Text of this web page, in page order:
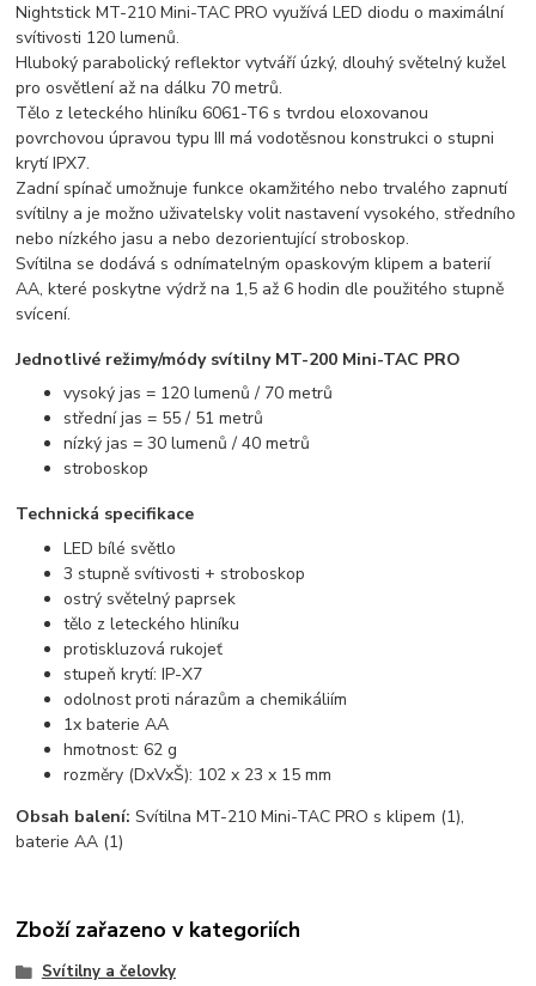
Nightstick MT-210 Mini-TAC PRO využívá LED diodu o maximální
svítivosti 120 lumenů.
Hluboký parabolický reflektor vytváří úzký, dlouhý světelný kužel
pro osvětlení až na dálku 70 metrů.
Tělo z leteckého hliníku 6061-T6 s tvrdou eloxovanou
povrchovou úpravou typu III má vodotěsnou konstrukci o stupni
krytí IPX7.
Zadní spínač umožnuje funkce okamžitého nebo trvalého zapnutí
svítilny a je možno uživatelsky volit nastavení vysokého, středního
nebo nízkého jasu a nebo dezorientující stroboskop.
Svítilna se dodává s odnímatelným opaskovým klipem a baterií
AA, které poskytne výdrž na 1,5 až 6 hodin dle použitého stupně
svícení.
Jednotlivé režimy/módy svítilny MT-200 Mini-TAC PRO
vysoký jas = 120 lumenů / 70 metrů
střední jas = 55 / 51 metrů
nízký jas = 30 lumenů / 40 metrů
stroboskop
Technická specifikace
LED bílé světlo
3 stupně svítivosti + stroboskop
ostrý světelný paprsek
tělo z leteckého hliníku
protiskluzová rukojeť
stupeň krytí: IP-X7
odolnost proti nárazům a chemikáliím
1x baterie AA
hmotnost: 62 g
rozměry (DxVxŠ): 102 x 23 x 15 mm
Obsah balení: Svítilna MT-210 Mini-TAC PRO s klipem (1),
baterie AA (1)
Zboží zařazeno v kategoriích
Svítilny a čelovky